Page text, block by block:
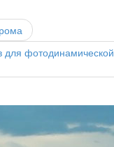
для фотодинамической